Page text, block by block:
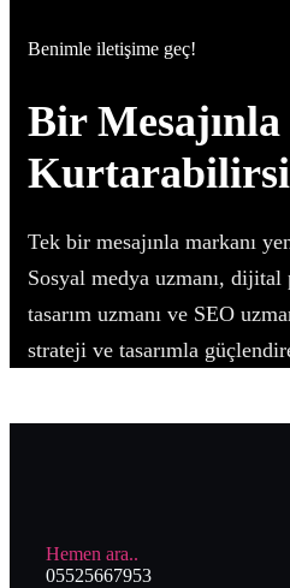
Benimle iletişime geç!
Bir
Tek bir mesajınla markanı
Sosyal medya uzmanı, dijital
tasarım uzmanı ve SEO
strateji ve tasarımla
Hemen ara..
05525667953